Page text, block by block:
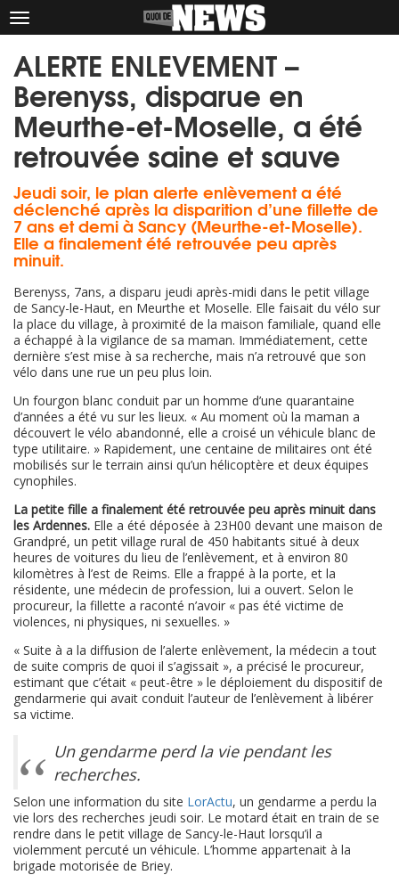
Afficher
menu
ALERTE ENLEVEMENT –
Berenyss, disparue en
Meurthe-et-Moselle, a été
retrouvée saine et sauve
Jeudi soir, le plan alerte enlèvement a été
déclenché après la disparition d’une fillette de
7 ans et demi à Sancy (Meurthe-et-Moselle).
Elle a finalement été retrouvée peu après
minuit.
Berenyss, 7ans, a disparu jeudi après-midi dans le petit village
de Sancy-le-Haut, en Meurthe et Moselle. Elle faisait du vélo sur
la place du village, à proximité de la maison familiale, quand elle
a échappé à la vigilance de sa maman. Immédiatement, cette
dernière s’est mise à sa recherche, mais n’a retrouvé que son
vélo dans une rue un peu plus loin.
Un fourgon blanc conduit par un homme d’une quarantaine
d’années a été vu sur les lieux. « Au moment où la maman a
découvert le vélo abandonné, elle a croisé un véhicule blanc de
type utilitaire. » Rapidement, une centaine de militaires ont été
mobilisés sur le terrain ainsi qu’un hélicoptère et deux équipes
cynophiles.
La petite fille a finalement été retrouvée peu après minuit dans
les Ardennes. Elle a été déposée à 23H00 devant une maison de
Grandpré, un petit village rural de 450 habitants situé à deux
heures de voitures du lieu de l’enlèvement, et à environ 80
kilomètres à l’est de Reims. Elle a frappé à la porte, et la
résidente, une médecin de profession, lui a ouvert. Selon le
procureur, la fillette a raconté n’avoir « pas été victime de
violences, ni physiques, ni sexuelles. »
« Suite à a la diffusion de l’alerte enlèvement, la médecin a tout
de suite compris de quoi il s’agissait », a précisé le procureur,
estimant que c’était « peut-être » le déploiement du dispositif de
gendarmerie qui avait conduit l’auteur de l’enlèvement à libérer
sa victime.
Un gendarme perd la vie pendant les
recherches.
Selon une information du site LorActu, un gendarme a perdu la
vie lors des recherches jeudi soir. Le motard était en train de se
rendre dans le petit village de Sancy-le-Haut lorsqu’il a
violemment percuté un véhicule. L’homme appartenait à la
brigade motorisée de Briey.